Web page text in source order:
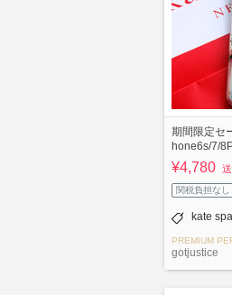
期間限定セ
hone6s/7/
¥4,780
関税負担なし
kate
PREMIUM
gotjustice